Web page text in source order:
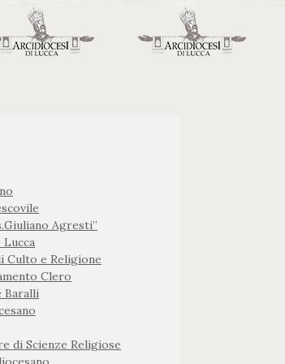
Agresti”
Lucca
Culto e Religione
Clero
Baralli
di Scienze Religiose